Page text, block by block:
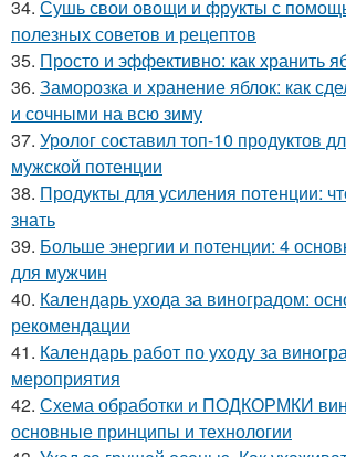
34. Сушь свои овощи и фрукты с
полезных советов и рецептов
35. Просто и эффективно: как хранить
36. Заморозка и хранение яблок: как
и сочными на всю зиму
37. Уролог составил топ-10 продуктов
мужской потенции
38. Продукты для усиления потенции:
знать
39. Больше энергии и потенции: 4
для мужчин
40. Календарь ухода за виноградом:
рекомендации
41. Календарь работ по уходу за
мероприятия
42. Схема обработки и ПОДКОРМКИ
основные принципы и технологии